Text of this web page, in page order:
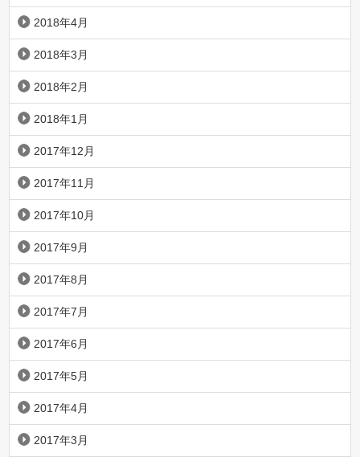
2018年4月
2018年3月
2018年2月
2018年1月
2017年12月
2017年11月
2017年10月
2017年9月
2017年8月
2017年7月
2017年6月
2017年5月
2017年4月
2017年3月